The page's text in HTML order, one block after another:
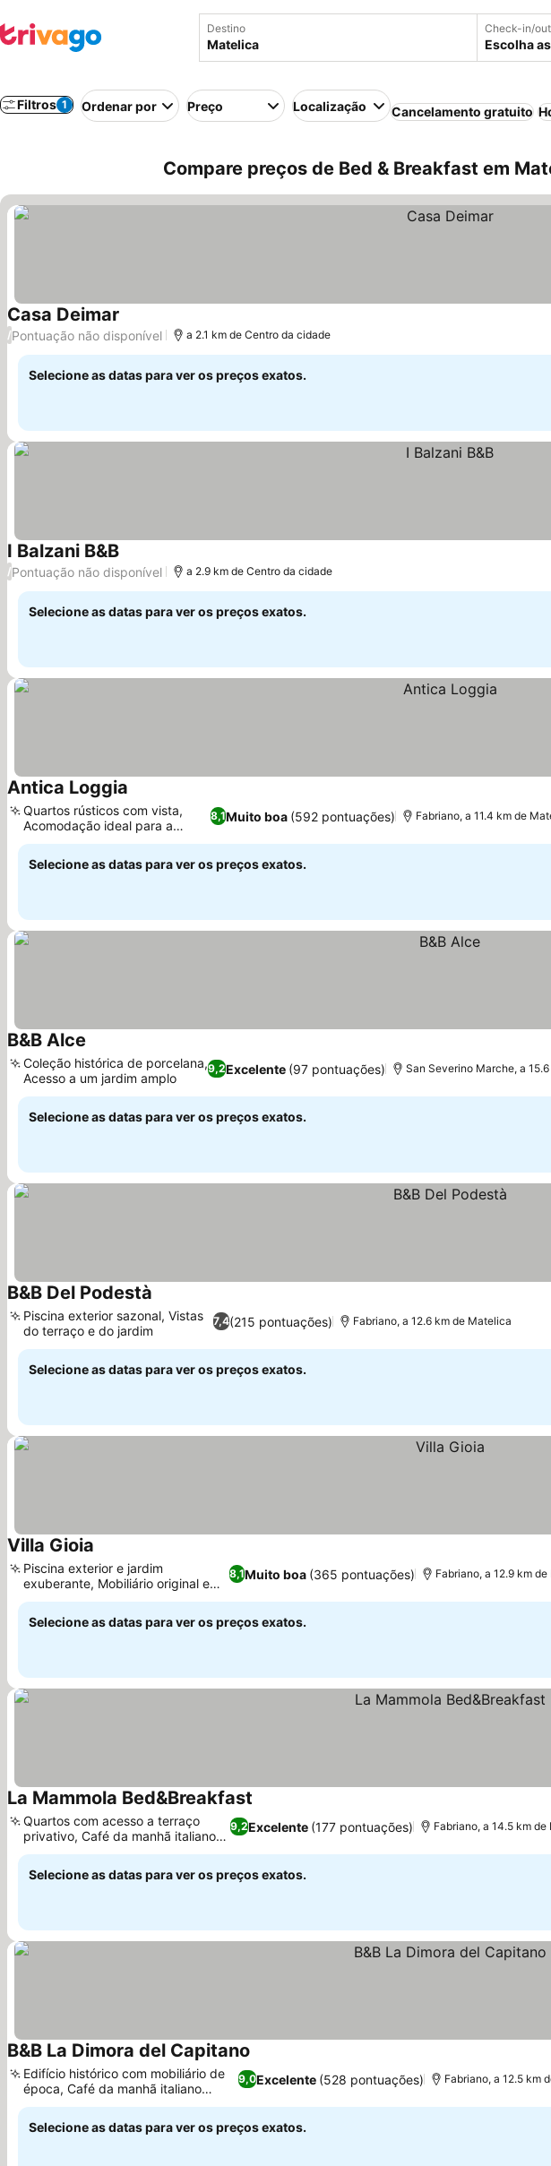
Destino Check-in/out
Escolha
Filtros 1 Ordenar por Preço Localização Cancelamento gratuito
Compare preços de Bed & Breakfast em
Casa Deimar
/Pontuação não disponível a 2.1 km de Centro da cidade
Selecione as datas para ver os preços exatos.
I Balzani B&B
/Pontuação não disponível a 2.9 km de Centro da cidade
Selecione as datas para ver os preços exatos.
Antica Loggia
8,1Muito boa (592 pontuações)
Quartos rústicos com vista,
Acomodação ideal para a
família
Fabriano, a 11.4 km de
Selecione as datas para ver os preços exatos.
B&B Alce
9,2Excelente (97 pontuações)
Coleção histórica de porcelana,
Acesso a um jardim amplo
San Severino Marche, a
Selecione as datas para ver os preços exatos.
B&B Del Podestà
7,4(215 pontuações)
Piscina exterior sazonal, Vistas
do terraço e do jardim
Fabriano, a 12.6 km de Matelica
Selecione as datas para ver os preços exatos.
Villa Gioia
8,1Muito boa (365 pontuações)
Piscina exterior e jardim
exuberante, Mobiliário original em
estilo retrô
Fabriano, a 12.9 km
Selecione as datas para ver os preços exatos.
La Mammola Bed&Breakfast
9,2Excelente (177 pontuações)
Quartos com acesso a terraço
privativo, Café da manhã italiano
farto
Fabriano, a 14.5 km de
Selecione as datas para ver os preços exatos.
B&B La Dimora del Capitano
9,0Excelente (528 pontuações)
Edifício histórico com mobiliário de
época, Café da manhã italiano
caseiro
Fabriano, a 12.5 km
Selecione as datas para ver os preços exatos.